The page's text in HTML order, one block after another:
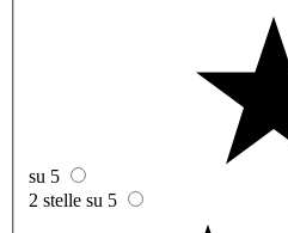
su 5
2 stelle su 5